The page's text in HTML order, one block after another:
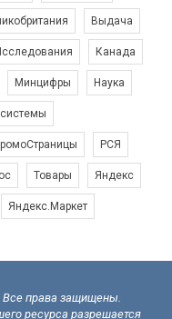
Выдача
Канада
Минцифры Наука
РСЯ
Товары Яндекс
Яндекс.Маркет
Все права защищены.
ресурса разрешается